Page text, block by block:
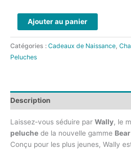
Ajouter au panier
Catégories : Cadeaux de Naissance,
Peluches
Description
Laissez-vous séduire par Wally, le
peluche de la nouvelle gamme
Conçu pour les plus jeunes, Wally